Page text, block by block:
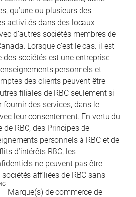
qu’une ou plusieurs des
activités dans des locaux
d’autres sociétés membres de
Lorsque c’est le cas, il est
des sociétés est une entreprise
personnels et
des clients peuvent être
filiales de RBC seulement si
fournir des services, dans le
leur consentement. En vertu du
de RBC, des Principes de
personnels à RBC et de
d’intérêts RBC, les
ne peuvent pas être
affiliées de RBC sans
Marque(s) de commerce de